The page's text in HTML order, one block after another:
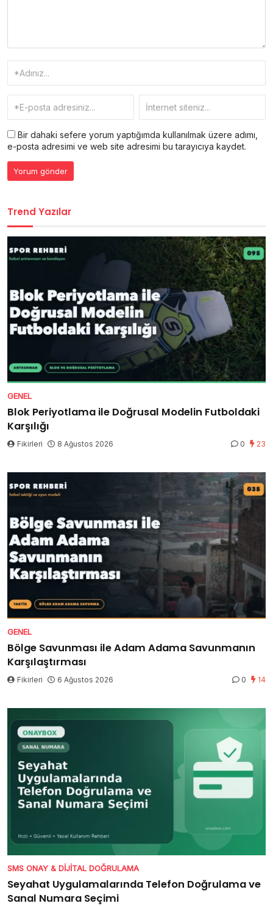
Bir dahaki sefere yorum yaptığımda kullanılmak üzere adımı,
e-posta adresimi ve web site adresimi bu tarayıcıya kaydet.
Trend Yazılar
GENEL
Blok Periyotlama ile Doğrusal Modelin Futboldaki
Karşılığı
Fikirleri 8 Ağustos 2026 0 23
GENEL
Bölge Savunması ile Adam Adama Savunmanın
Karşılaştırması
Fikirleri 6 Ağustos 2026 0 14
SMS ONAY & DIJITAL DOĞRULAMA
Seyahat Uygulamalarında Telefon Doğrulama ve
Sanal Numara Seçimi